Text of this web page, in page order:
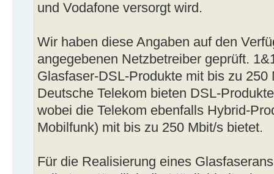
und Vodafone versorgt wird.
Wir haben diese Angaben auf den
angegebenen Netzbetreiber geprüft.
Glasfaser-DSL-Produkte mit bis zu
Deutsche Telekom bieten DSL-
wobei die Telekom ebenfalls Hybrid-
Mobilfunk) mit bis zu 250 Mbit/s bietet.
Für die Realisierung eines